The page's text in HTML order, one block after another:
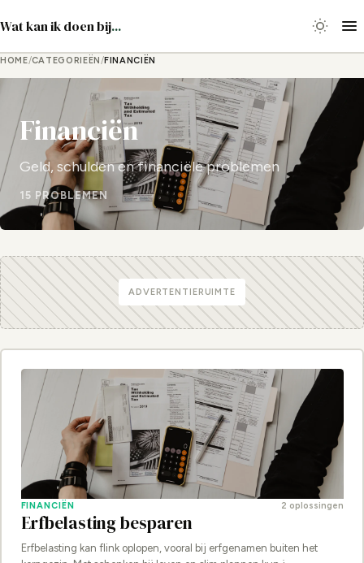
Wat kan ik doen bij...
HOME/CATEGORIEËN /FINANCIËN
Financiën
Geld, schulden en financiële problemen
15 PROBLEMEN
ADVERTENTIERUIMTE
FINANCIËN 2 oplossingen
Erfbelasting besparen
Erfbelasting kan flink oplopen, vooral bij erfgenamen buiten het